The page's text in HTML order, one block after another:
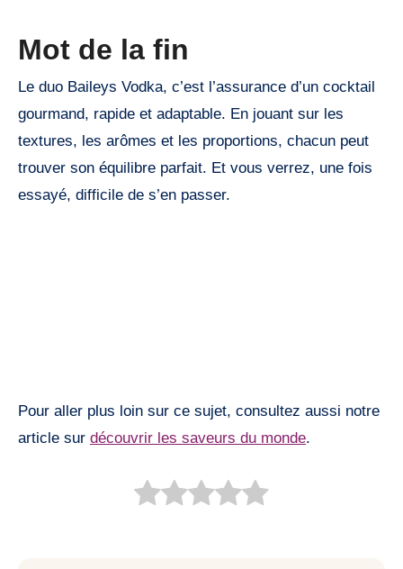
Mot de la fin
Le duo Baileys Vodka, c’est l’assurance d’un cocktail
gourmand, rapide et adaptable. En jouant sur les
textures, les arômes et les proportions, chacun peut
trouver son équilibre parfait. Et vous verrez, une fois
essayé, difficile de s’en passer.
Pour aller plus loin sur ce sujet, consultez aussi notre
article sur découvrir les saveurs du monde.